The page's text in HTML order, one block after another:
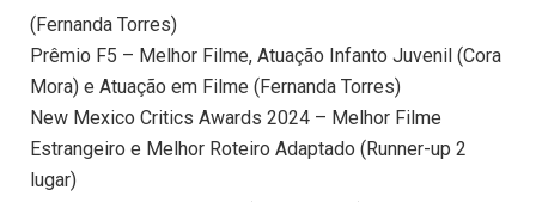
(Fernanda Torres)
Prêmio F5 – Melhor Filme, Atuação Infanto Juvenil (Cora
Mora) e Atuação em Filme (Fernanda Torres)
⁠New Mexico Critics Awards 2024 – Melhor Filme
Estrangeiro e Melhor Roteiro Adaptado (Runner-up 2
lugar)